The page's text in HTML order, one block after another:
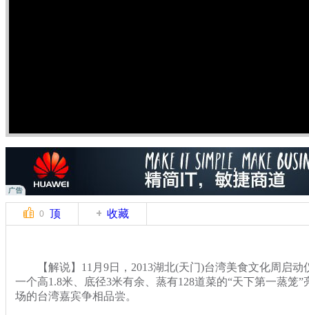
0 顶 收藏
【解说】11月9日，2013湖北(天门)台湾美食文化周启动
一个高1.8米、底径3米有余、蒸有128道菜的“天下第一蒸笼
场的台湾嘉宾争相品尝。